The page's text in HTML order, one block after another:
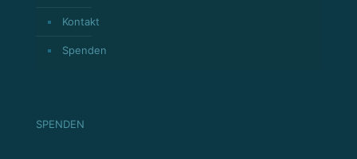
Kontakt
Spenden
SPENDEN